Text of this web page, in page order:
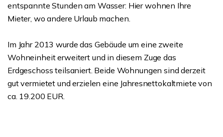
entspannte Stunden am Wasser: Hier wohnen Ihre
Mieter, wo andere Urlaub machen.
Im Jahr 2013 wurde das Gebäude um eine zweite
Wohneinheit erweitert und in diesem Zuge das
Erdgeschoss teilsaniert. Beide Wohnungen sind derzeit
gut vermietet und erzielen eine Jahresnettokaltmiete von
ca. 19.200 EUR.